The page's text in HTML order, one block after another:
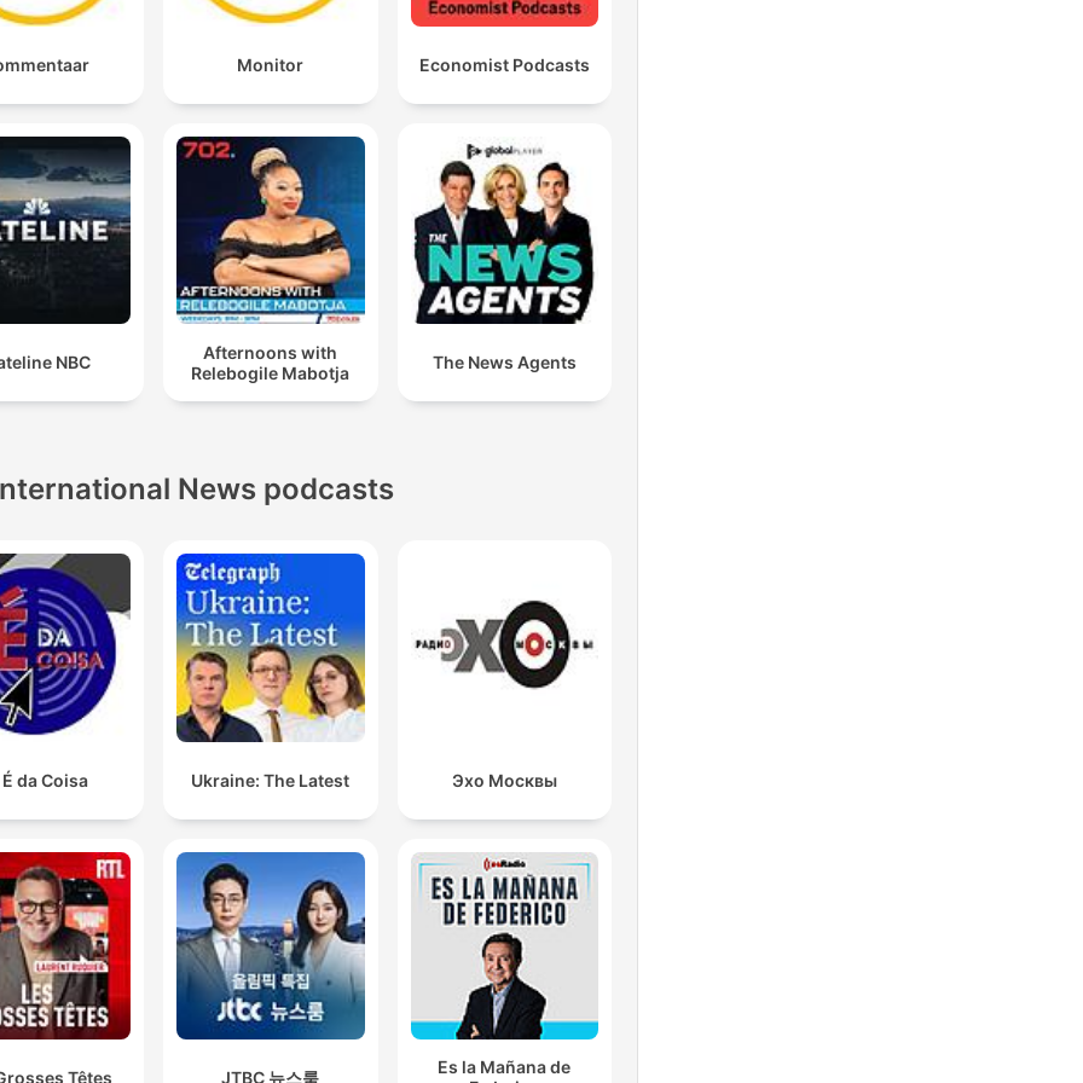
Monitor Economist Podcasts
NBC
Afternoons with
Relebogile Mabotja
The News Agents
News podcasts
É da Coisa Ukraine: The Latest Эхо Москвы
Têtes JTBC 뉴스룸
Es la Mañana de